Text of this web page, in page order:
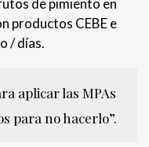
de pimiento en
productos CEBE e
/ días.
aplicar las MPAs
para no hacerlo”.